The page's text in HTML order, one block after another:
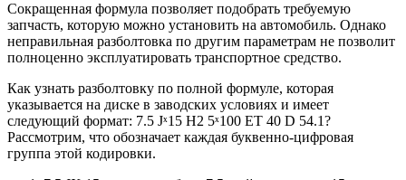
Сокращенная формула позволяет подобрать требуемую
запчасть, которую можно установить на автомобиль. Однако
неправильная разболтовка по другим параметрам не позволит
полноценно эксплуатировать транспортное средство.
Как узнать разболтовку по полной формуле, которая
указывается на диске в заводских условиях и имеет
следующий формат: 7.5 Jˣ15 H2 5ˣ100 ET 40 D 54.1?
Рассмотрим, что обозначает каждая буквенно-цифровая
группа этой кодировки.